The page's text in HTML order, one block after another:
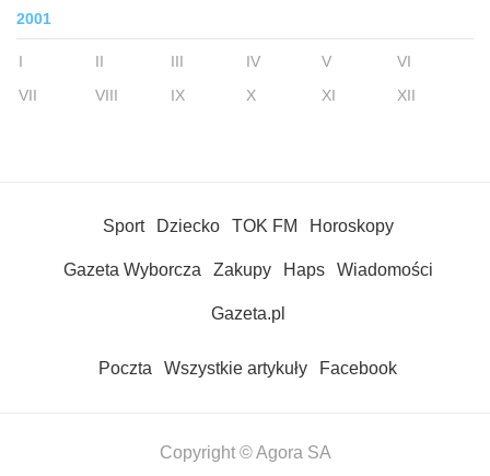
2001
I II III IV V
VI
VII
VIII IX X XI XII
Sport Dziecko TOK FM Horoskopy
Gazeta Wyborcza Zakupy Haps Wiadomości
Gazeta.pl
Poczta Wszystkie artykuły Facebook
Copyright © Agora SA